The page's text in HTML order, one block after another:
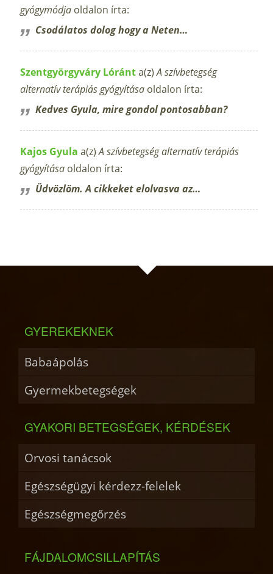
gyógymódja oldalon írta:
Csodálatos dolog hogy a Neten…
Szentgyörgyváry Lóránta(z)A szívbetegség
alternatív terápiás gyógyítása oldalon írta:
Kedves Gyula, mire gondol pontosabban?
Kajos Gyula a(z)A szívbetegség alternatív terápiás
gyógyítása oldalon írta:
Üdvözlöm. A cikkeket elolvasva az…
GYEREKEKNEK
Babaápolás
Gyermekbetegségek
GYAKORI BETEGSÉGEK, KÉRDÉSEK
Orvosi tanácsok
Egészségügyi kérdezz-felelek
Egészségmegőrzés
FÁJDALOMCSILLAPÍTÁS